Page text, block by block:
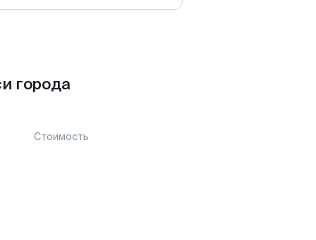
города
Стоимость